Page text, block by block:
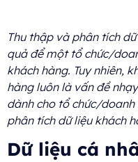
Thu thập và phân tích
quả để một tổ chức/
khách hàng. Tuy nhiên,
hàng luôn là vấn đề
dành cho tổ chức/
phân tích dữ liệu khách
Dữ liệu cá